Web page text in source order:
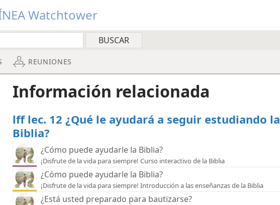
Watchtower
REUNIONES
Información relacionada
lff lec. 12 ¿Qué le ayudará a seguir estudiando la
Biblia?
¿Cómo puede ayudarle la Biblia?
¡Disfrute de la vida para siempre! Curso interactivo de la Biblia
¿Cómo puede ayudarle la Biblia?
¡Disfrute de la vida para siempre! Introducción a las enseñanzas de la Biblia
¿Está usted preparado para bautizarse?